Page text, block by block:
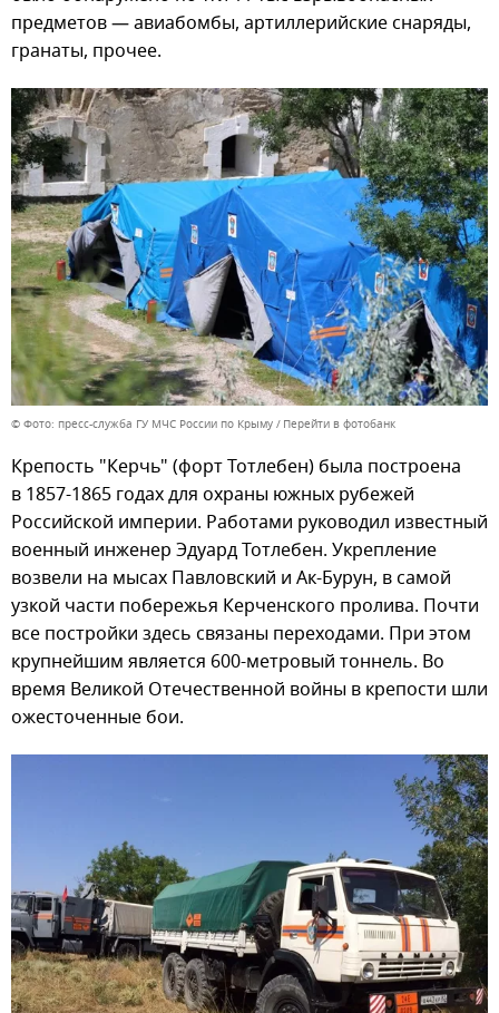
предметов — авиабомбы, артиллерийские снаряды,
гранаты, прочее.
© Фото: пресс-служба ГУ МЧС России по Крыму Перейти в фотобанк
Крепость "Керчь" (форт Тотлебен) была построена
в 1857-1865 годах для охраны южных рубежей
Российской империи. Работами руководил известный
военный инженер Эдуард Тотлебен. Укрепление
возвели на мысах Павловский и Ак-Бурун, в самой
узкой части побережья Керченского пролива. Почти
все постройки здесь связаны переходами. При этом
крупнейшим является 600-метровый тоннель. Во
время Великой Отечественной войны в крепости шли
ожесточенные бои.